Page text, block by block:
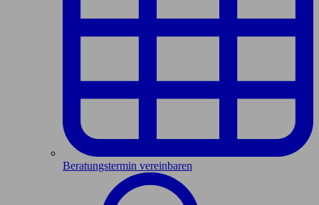
Beratungstermin vereinbaren